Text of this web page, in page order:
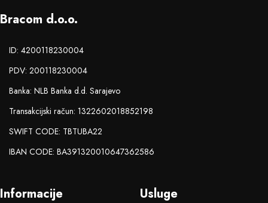
Bracom d.o.o.
ID: 4200118230004
PDV: 200118230004
Banka: NLB Banka d.d. Sarajevo
Transakcijski račun: 1322602018852198
SWIFT CODE: TBTUBA22
IBAN CODE: BA391320010647362586
Informacije Usluge